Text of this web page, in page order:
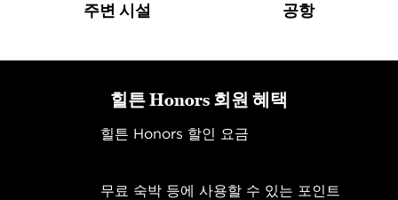
주변 시설 공항
힐튼 Honors 회원 혜택
힐튼 Honors 할인 요금
무료 숙박 등에 사용할 수 있는 포인트